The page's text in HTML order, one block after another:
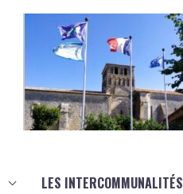
LES INTERCOMMUNALITÉS